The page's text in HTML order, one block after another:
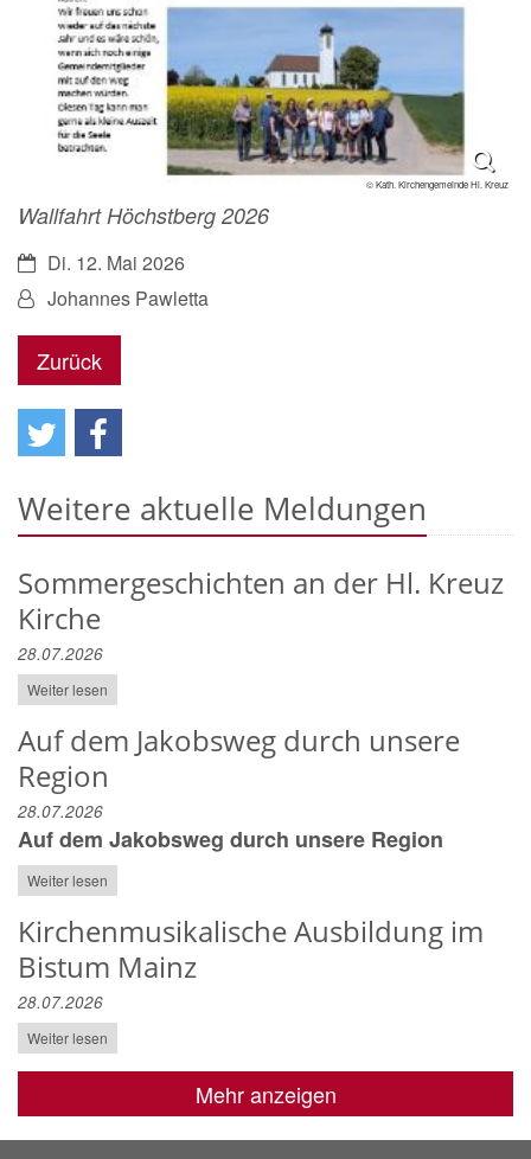
© Kath. Kirchengemeinde Hl. Kreuz
Wallfahrt Höchstberg 2026
Datum:Di. 12. Mai 2026
Von:Johannes Pawletta
Zurück
Weitere aktuelle Meldungen
Sommergeschichten an der Hl. Kreuz
Kirche
28.07.2026
Weiter lesen
Auf dem Jakobsweg durch unsere
Region
28.07.2026
Auf dem Jakobsweg durch unsere Region
Weiter lesen
Kirchenmusikalische Ausbildung im
Bistum Mainz
28.07.2026
Weiter lesen
Mehr anzeigen